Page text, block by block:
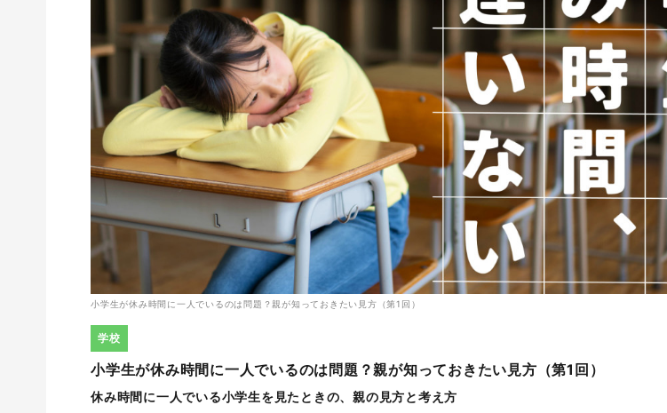
小学生が休み時間に一人でいるのは問題？親が知っておきたい見方（第1回）
休み時間に一人でいる小学生を見たときの、親の見方と考え方
学校
小学生が休み時間に一人でいるのは問題？親が知っておきたい見方（第1回）